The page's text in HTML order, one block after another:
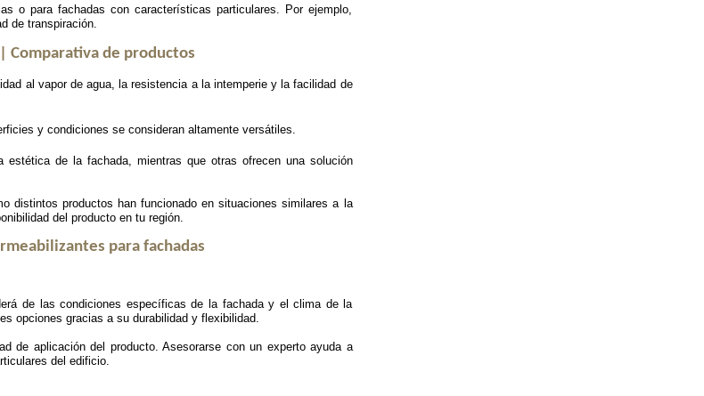
o para fachadas con características particulares. Por ejemplo,
de transpiración.
Comparativa de productos
al vapor de agua, la resistencia a la intemperie y la facilidad de
y condiciones se consideran altamente versátiles.
estética de la fachada, mientras que otras ofrecen una solución
distintos productos han funcionado en situaciones similares a la
del producto en tu región.
para fachadas
de las condiciones específicas de la fachada y el clima de la
opciones gracias a su durabilidad y flexibilidad.
de aplicación del producto. Asesorarse con un experto ayuda a
del edificio.